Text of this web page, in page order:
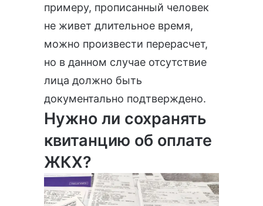
примеру, прописанный человек
не живет длительное время,
можно произвести перерасчет,
но в данном случае отсутствие
лица должно быть
документально подтверждено.
Нужно ли сохранять
квитанцию об оплате
ЖКХ?